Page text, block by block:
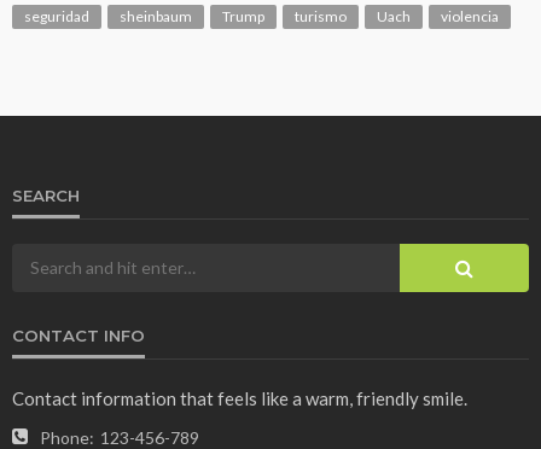
seguridad
sheinbaum Trump turismo Uach violencia
SEARCH
CONTACT INFO
Contact information that feels like a warm, friendly smile.
Phone: 123-456-789